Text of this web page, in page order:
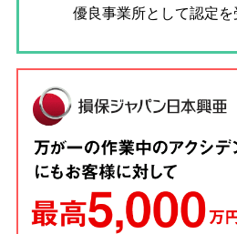
優良事業所として認定を